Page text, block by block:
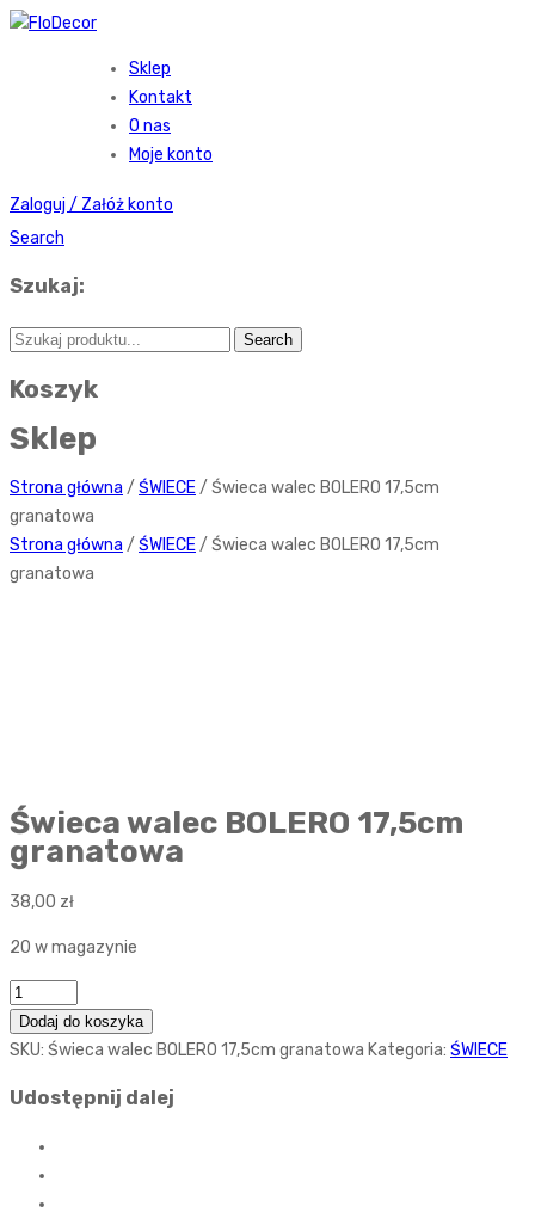
Sklep
Kontakt
O nas
Moje konto
Zaloguj / Załóż konto
Search
Szukaj:
Koszyk
Sklep
Strona główna / ŚWIECE/ Świeca walec BOLERO 17,5cm
granatowa
Strona główna / ŚWIECE/ Świeca walec BOLERO 17,5cm
granatowa
Świeca walec BOLERO 17,5cm
granatowa
38,00 zł
20 w magazynie
Ilość
Dodaj do koszyka
SKU: Świeca walec BOLERO 17,5cm granatowa Kategoria: ŚWIECE
Udostępnij dalej